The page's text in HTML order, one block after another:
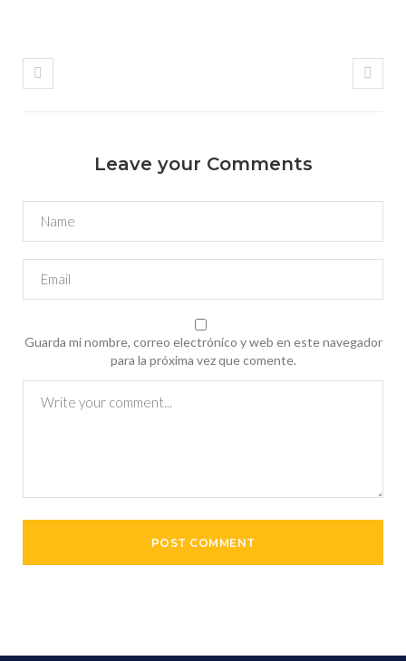
Leave your Comments
Guarda mi nombre, correo electrónico y web en este navegador
para la próxima vez que comente.